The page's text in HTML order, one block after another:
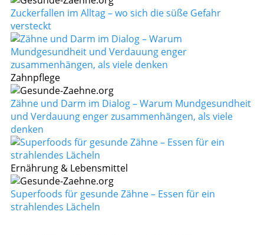
Zuckerfallen im Alltag – wo sich die süße Gefahr
versteckt
Zahnpflege
Zähne und Darm im Dialog – Warum Mundgesundheit
und Verdauung enger zusammenhängen, als viele
denken
Ernährung & Lebensmittel
Superfoods für gesunde Zähne – Essen für ein
strahlendes Lächeln